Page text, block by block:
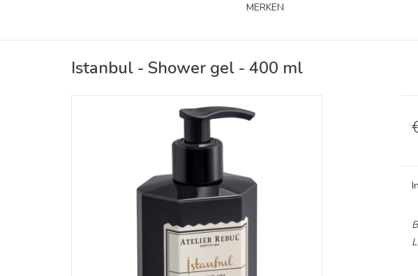
MERKEN
Istanbul - Shower gel - 400 ml